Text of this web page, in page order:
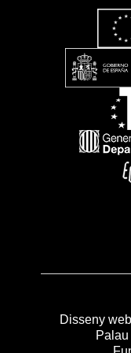
Disseny web